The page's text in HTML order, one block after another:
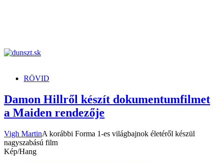
RÖVID
Damon Hillről készít dokumentumfilmet
a Maiden rendezője
Vigh MartinA korábbi Forma 1-es világbajnok életéről készül
nagyszabású film
Kép/Hang